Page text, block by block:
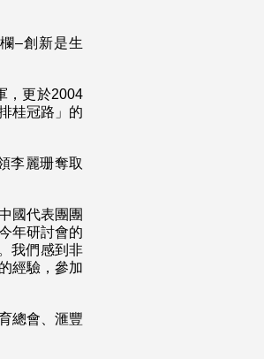
–創新是生
，更於2004
桂冠路」的
李麗珊奪取
國代表團團
年研討會的
我們感到非
經驗，參加
總會、滙豐